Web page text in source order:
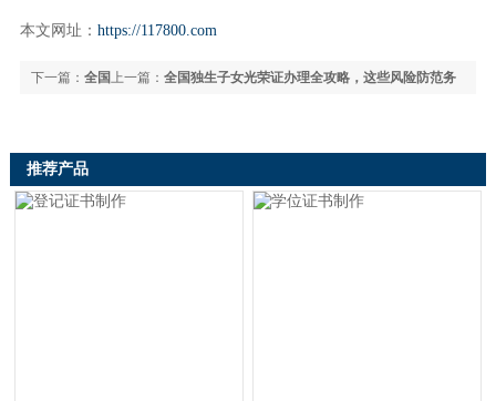
本文网址： https://117800.com
上一篇：全国独生子女光荣证办理全攻略，这些风险防范务
下一篇： 全国
推荐产品